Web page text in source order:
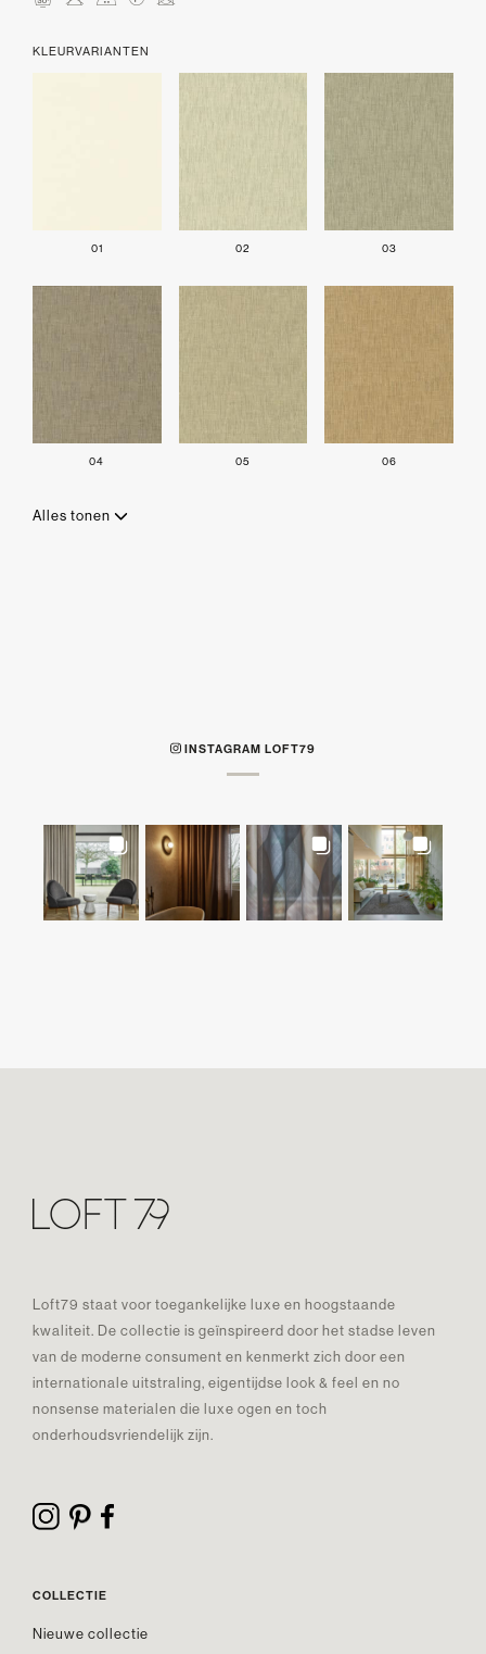
KLEURVARIANTEN
01 02 03
04 05 06
Alles tonen
INSTAGRAM LOFT79
Loft79 staat voor toegankelijke luxe en hoogstaande
kwaliteit. De collectie is geïnspireerd door het stadse leven
van de moderne consument en kenmerkt zich door een
internationale uitstraling, eigentijdse look & feel en no
nonsense materialen die luxe ogen en toch
onderhoudsvriendelijk zijn.
COLLECTIE
Nieuwe collectie